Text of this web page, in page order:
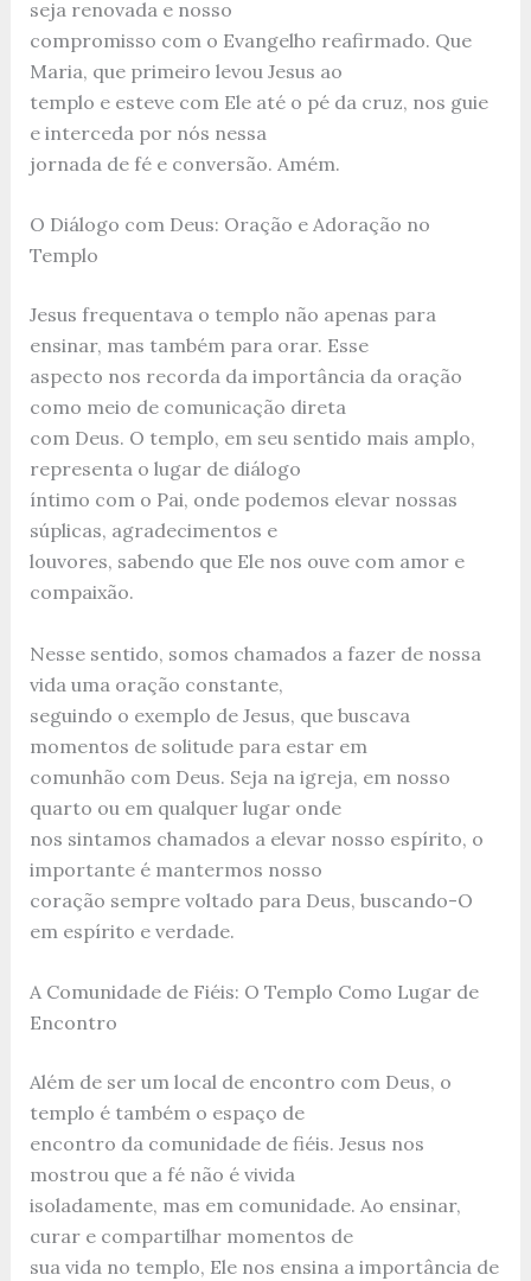
seja renovada e nosso
compromisso com o Evangelho reafirmado. Que
Maria, que primeiro levou Jesus ao
templo e esteve com Ele até o pé da cruz, nos guie
e interceda por nós nessa
jornada de fé e conversão. Amém.
O Diálogo com Deus: Oração e Adoração no
Templo
Jesus frequentava o templo não apenas para
ensinar, mas também para orar. Esse
aspecto nos recorda da importância da oração
como meio de comunicação direta
com Deus. O templo, em seu sentido mais amplo,
representa o lugar de diálogo
íntimo com o Pai, onde podemos elevar nossas
súplicas, agradecimentos e
louvores, sabendo que Ele nos ouve com amor e
compaixão.
Nesse sentido, somos chamados a fazer de nossa
vida uma oração constante,
seguindo o exemplo de Jesus, que buscava
momentos de solitude para estar em
comunhão com Deus. Seja na igreja, em nosso
quarto ou em qualquer lugar onde
nos sintamos chamados a elevar nosso espírito, o
importante é mantermos nosso
coração sempre voltado para Deus, buscando-O
em espírito e verdade.
A Comunidade de Fiéis: O Templo Como Lugar de
Encontro
Além de ser um local de encontro com Deus, o
templo é também o espaço de
encontro da comunidade de fiéis. Jesus nos
mostrou que a fé não é vivida
isoladamente, mas em comunidade. Ao ensinar,
curar e compartilhar momentos de
sua vida no templo, Ele nos ensina a importância de